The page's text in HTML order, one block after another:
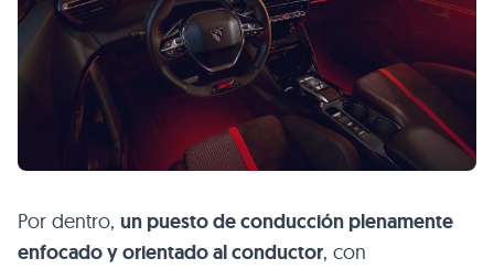
Por dentro, un puesto de conducción plenamente
enfocado y orientado al conductor, con